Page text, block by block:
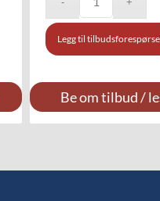
Legg til
Be om tilbud /